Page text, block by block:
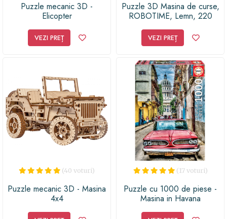
Puzzle mecanic 3D -
Elicopter
VEZI PREȚ
Puzzle 3D Masina de curse,
ROBOTIME, Lemn, 220
VEZI PREȚ
(40 voturi)
Puzzle mecanic 3D - Masina
4x4
(17 voturi)
Puzzle cu 1000 de piese -
Masina in Havana